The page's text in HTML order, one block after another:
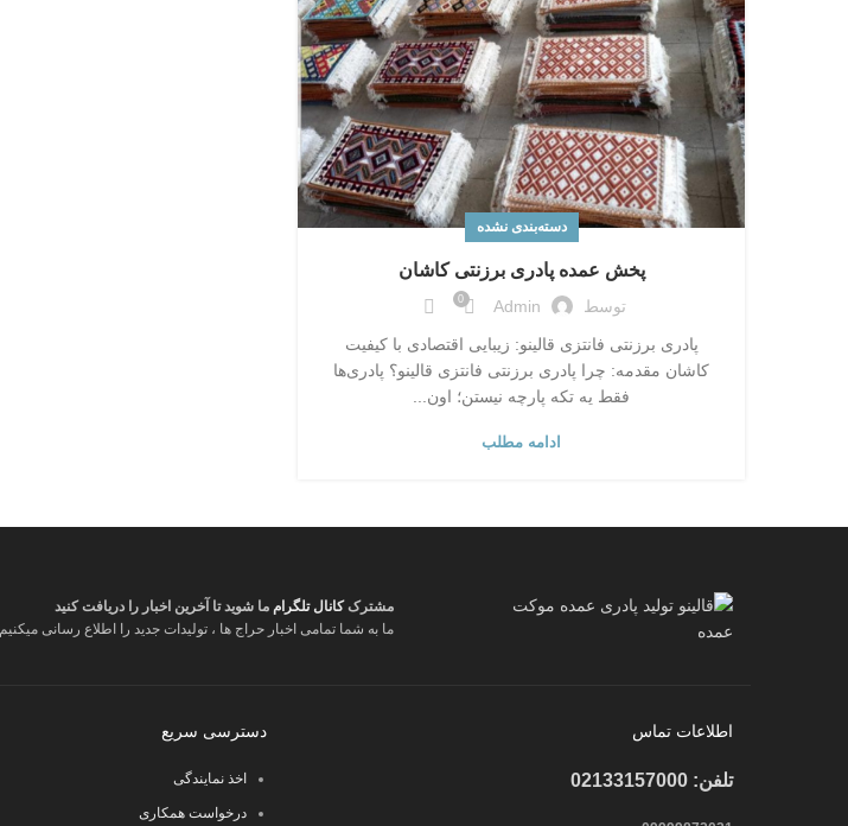
دسته‌بندی نشده
پخش عمده پادری برزنتی کاشان
توسط Admin
0
پادری برزنتی فانتزی قالینو: زیبایی اقتصادی با کیفیت
کاشان مقدمه: چرا پادری برزنتی فانتزی قالینو؟ پادری‌ها
فقط یه تکه پارچه نیستن؛ اون...
ادامه مطلب
مشترککانال تلگرام ما شوید تا آخرین اخبار را دریافت کنید
ما به شما تمامی اخبار حراج ها ، تولیدات جدید را اطلاع رسانی میکنیم.
اطلاعات تماس
تلفن: 02133157000
دسترسی سریع
اخذ نمایندگی
درخواست همکاری